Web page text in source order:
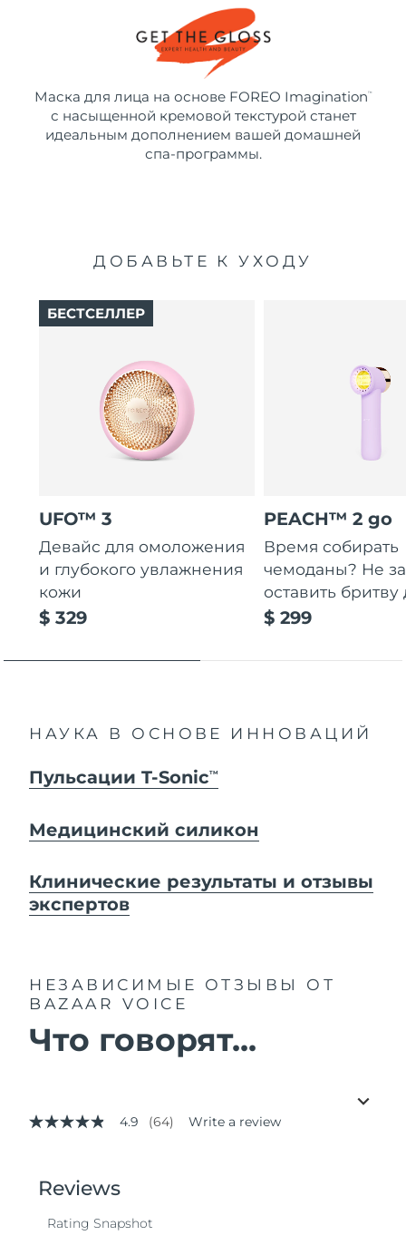
Маска для лица на основе FOREO Imagination ™
с насыщенной кремовой текстурой станет
идеальным дополнением вашей домашней
спа-программы.
ДОБАВЬТЕ К УХОДУ
UFO™ 3
Девайс для омоложения
и глубокого увлажнения
кожи
$ 329
БЕСТСЕЛЛЕР
PEACH™ 2 go
Время собирать
чемоданы? Не
оставить бритву
$ 299
НАУКА В ОСНОВЕ ИННОВАЦИЙ
Пульсации T-SonicTM
Медицинский силикон
Клинические результаты и отзывы
экспертов
НЕЗАВИСИМЫЕ ОТЗЫВЫ
ОТ
BAZAAR VOICE
Что говорят...
4.9
stars,
average
value.
4.9 (64) Write a review